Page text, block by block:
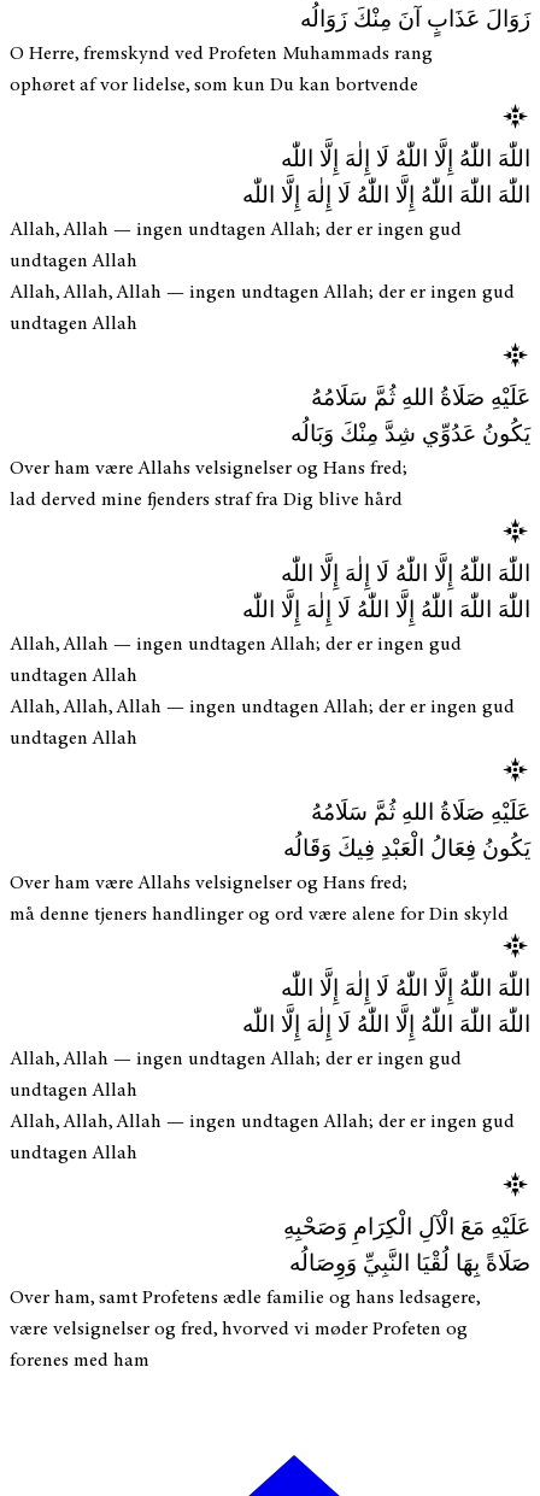
زَوَالَ عَذَابٍ آنَ مِنْكَ زَوَالُه
O Herre, fremskynd ved Profeten Muhammads rang
ophøret af vor lidelse, som kun Du kan bortvende
اللّٰهَ اللّٰهُ إِلَّا اللّٰهُ لَا إِلٰهَ إِلَّا اللّٰه
اللّٰهَ اللّٰهَ اللّٰهُ إِلَّا اللّٰهُ لَا إِلٰهَ إِلَّا اللّٰه
Allah, Allah — ingen undtagen Allah; der er ingen gud
undtagen Allah
Allah, Allah, Allah — ingen undtagen Allah; der er ingen gud
undtagen Allah
عَلَيْهِ صَلَاةُ اللهِ ثُمَّ سَلَامُهُ
يَكُونُ عَدُوِّي شِدَّ مِنْكَ وَبَالُه
Over ham være Allahs velsignelser og Hans fred;
lad derved mine fjenders straf fra Dig blive hård
اللّٰهَ اللّٰهُ إِلَّا اللّٰهُ لَا إِلٰهَ إِلَّا اللّٰه
اللّٰهَ اللّٰهَ اللّٰهُ إِلَّا اللّٰهُ لَا إِلٰهَ إِلَّا اللّٰه
Allah, Allah — ingen undtagen Allah; der er ingen gud
undtagen Allah
Allah, Allah, Allah — ingen undtagen Allah; der er ingen gud
undtagen Allah
عَلَيْهِ صَلَاةُ اللهِ ثُمَّ سَلَامُهُ
يَكُونُ فِعَالُ الْعَبْدِ فِيكَ وَقَالُه
Over ham være Allahs velsignelser og Hans fred;
må denne tjeners handlinger og ord være alene for Din skyld
اللّٰهَ اللّٰهُ إِلَّا اللّٰهُ لَا إِلٰهَ إِلَّا اللّٰه
اللّٰهَ اللّٰهَ اللّٰهُ إِلَّا اللّٰهُ لَا إِلٰهَ إِلَّا اللّٰه
Allah, Allah — ingen undtagen Allah; der er ingen gud
undtagen Allah
Allah, Allah, Allah — ingen undtagen Allah; der er ingen gud
undtagen Allah
عَلَيْهِ مَعَ الْآلِ الْكِرَامِ وَصَحْبِهِ
صَلَاةً بِهَا لُقْيَا النَّبِيِّ وَوِصَالُه
Over ham, samt Profetens ædle familie og hans ledsagere,
være velsignelser og fred, hvorved vi møder Profeten og
forenes med ham